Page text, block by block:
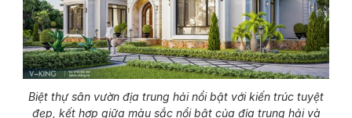
Biệt thự sân vườn địa trung hải nổi bật với kiến trúc tuyệt
đẹp, kết hợp giữa màu sắc nổi bật của địa trung hải và